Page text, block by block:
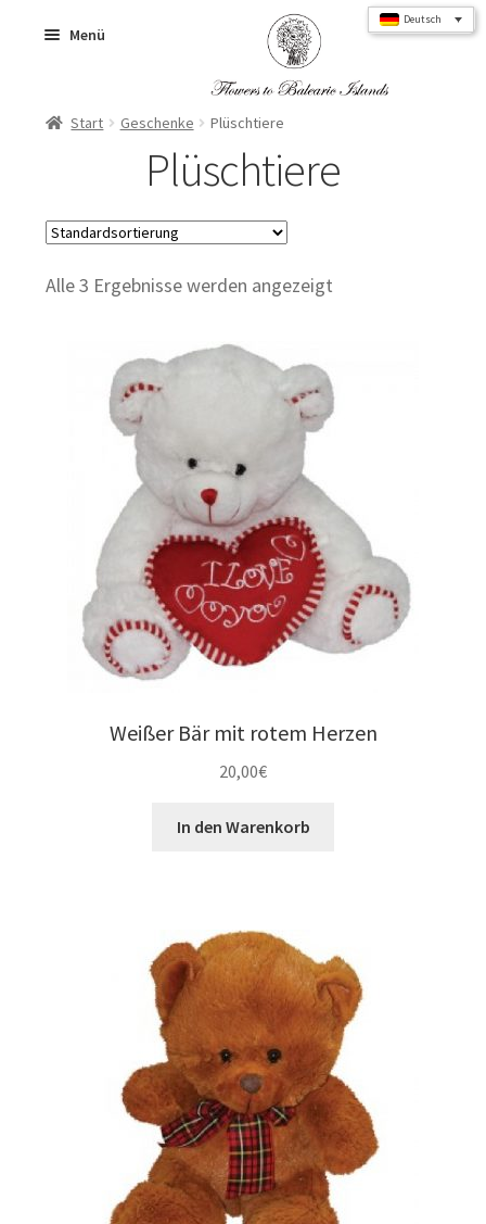
Menü
Home
Blumensträuße
Orchideen und Zimmerpflanzen
Geschenke
Untermenü
öffnen
Plüschtiere
Schokolade
Valentinstag
Start Geschenke Plüschtiere
Plüschtiere
Alle 3 Ergebnisse werden angezeigt
Weißer Bär mit rotem Herzen
20,00€
In den Warenkorb
Deutsch